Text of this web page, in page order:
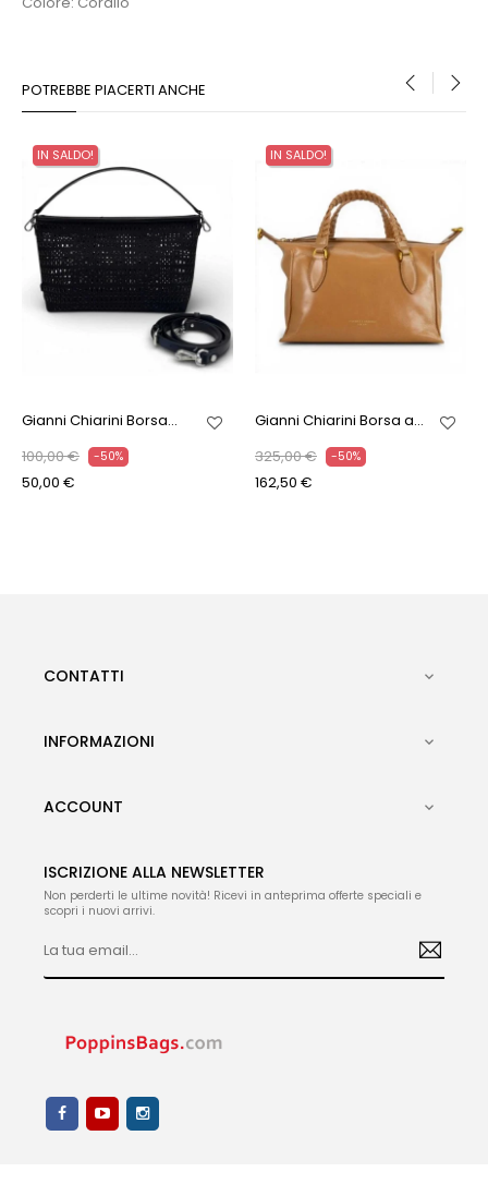
POTREBBE PIACERTI ANCHE
IN SALDO!
Gianni Chiarini Borsa...
100,00 €
-50%
50,00 €
IN SALDO!
Gianni Chiarini Borsa a...
325,00 €
-50%
162,50 €
CONTATTI 
INFORMAZIONI 
ACCOUNT 
ISCRIZIONE ALLA NEWSLETTER
Non perderti le ultime novità! Ricevi in anteprima offerte speciali e
scopri i nuovi arrivi.